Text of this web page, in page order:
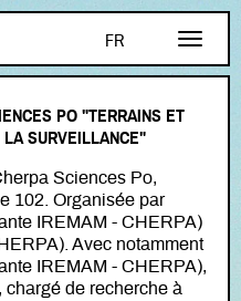
FR
EN
AR
au contenu principal
PO "TERRAINS ET
LA SURVEILLANCE"
Sciences Po,
102. Organisée par
IREMAM - CHERPA)
Avec notamment
IREMAM - CHERPA),
chargé de recherche à